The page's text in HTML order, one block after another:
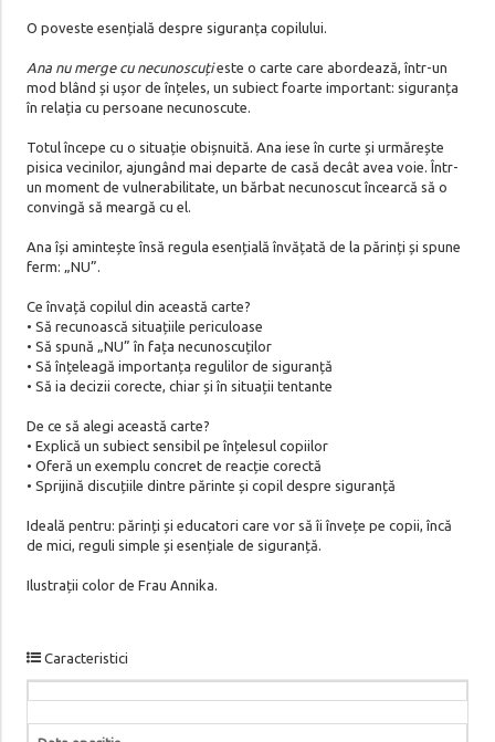
O poveste esențială despre siguranța copilului.
Ana nu merge cu necunoscuțieste o carte care abordează, într-un
mod blând și ușor de înțeles, un subiect foarte important: siguranța
în relația cu persoane necunoscute.
Totul începe cu o situație obișnuită. Ana iese în curte și urmărește
pisica vecinilor, ajungând mai departe de casă decât avea voie. Într-
un moment de vulnerabilitate, un bărbat necunoscut încearcă să o
convingă să meargă cu el.
Ana își amintește însă regula esențială învățată de la părinți și spune
ferm: „NU”.
Ce învață copilul din această carte?
• Să recunoască situațiile periculoase
• Să spună „NU” în fața necunoscuților
• Să înțeleagă importanța regulilor de siguranță
• Să ia decizii corecte, chiar și în situații tentante
De ce să alegi această carte?
• Explică un subiect sensibil pe înțelesul copiilor
• Oferă un exemplu concret de reacție corectă
• Sprijină discuțiile dintre părinte și copil despre siguranță
Ideală pentru: părinți și educatori care vor să îi învețe pe copii, încă
de mici, reguli simple și esențiale de siguranță.
Ilustrații color de Frau Annika.
Caracteristici